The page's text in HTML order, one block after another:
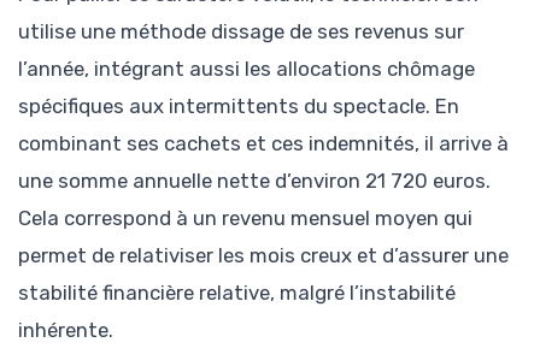
utilise une méthode dissage de ses revenus sur
l’année, intégrant aussi les allocations chômage
spécifiques aux intermittents du spectacle. En
combinant ses cachets et ces indemnités, il arrive à
une somme annuelle nette d’environ 21 720 euros.
Cela correspond à un revenu mensuel moyen qui
permet de relativiser les mois creux et d’assurer une
stabilité financière relative, malgré l’instabilité
inhérente.